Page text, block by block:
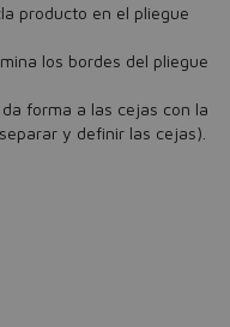
producto en el pliegue
los bordes del pliegue
forma a las cejas con la
y definir las cejas).